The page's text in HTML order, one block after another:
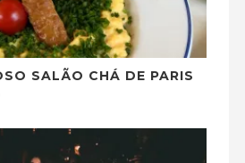
SALÃO CHÁ DE PARIS